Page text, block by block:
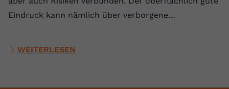
Eindruck kann nämlich über verborgene…
WEITERLESEN